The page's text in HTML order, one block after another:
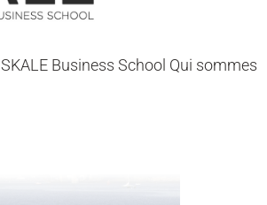
SKALE Business School Qui sommes
SKALE Brest